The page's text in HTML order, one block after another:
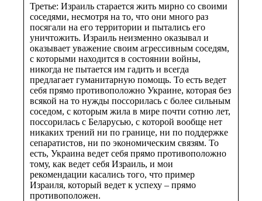
Третье: Израиль старается жить мирно со своими
соседями, несмотря на то, что они много раз
посягали на его территории и пытались его
уничтожить. Израиль неизменно оказывал и
оказывает уважение своим агрессивным соседям,
с которыми находится в состоянии войны,
никогда не пытается им гадить и всегда
предлагает гуманитарную помощь. То есть ведет
себя прямо противоположно Украине, которая без
всякой на то нужды поссорилась с более сильным
соседом, с которым жила в мире почти сотню лет,
поссорилась с Беларусью, с которой вообще нет
никаких трений ни по границе, ни по поддержке
сепаратистов, ни по экономическим связям. То
есть, Украина ведет себя прямо противоположно
тому, как ведет себя Израиль, и мои
рекомендации касались того, что пример
Израиля, который ведет к успеху – прямо
противоположен.